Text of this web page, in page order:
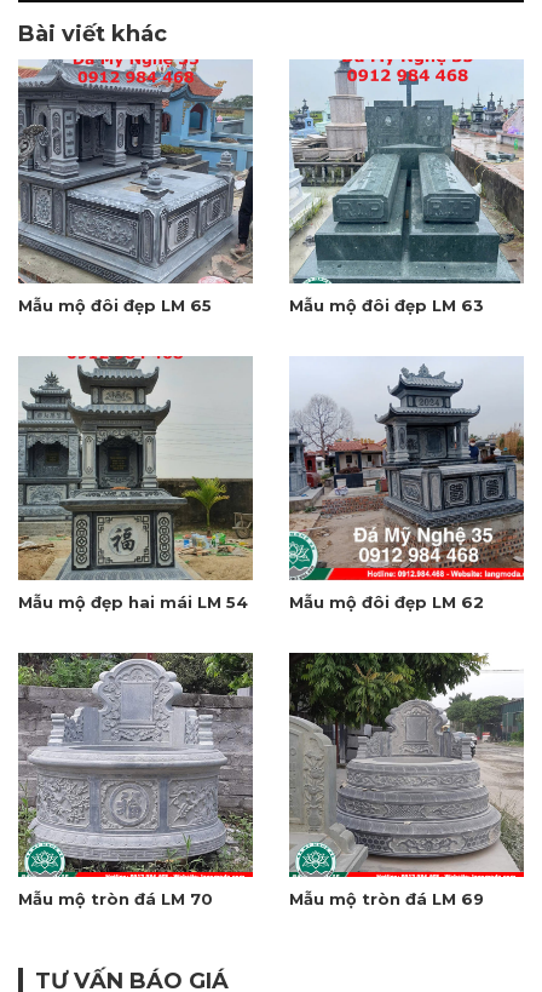
Bài viết khác
Mẫu mộ đôi đẹp LM 65 Mẫu mộ đôi đẹp LM 63
Mẫu mộ đẹp hai mái LM 54 Mẫu mộ đôi đẹp LM 62
Mẫu mộ tròn đá LM 70 Mẫu mộ tròn đá LM 69
TƯ VẤN BÁO GIÁ